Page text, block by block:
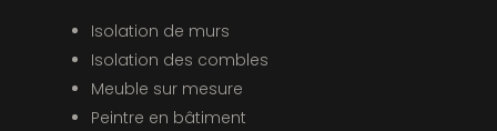
Isolation de murs
Isolation des combles
Meuble sur mesure
Peintre en bâtiment